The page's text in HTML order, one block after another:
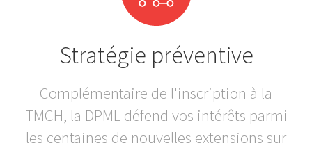
Stratégie préventive
Complémentaire de l'inscription à la
TMCH, la DPML défend vos intérêts parmi
les centaines de nouvelles extensions sur